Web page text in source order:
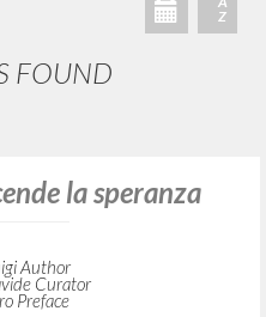
Z
FOUND
la speranza
Author
Curator
Preface